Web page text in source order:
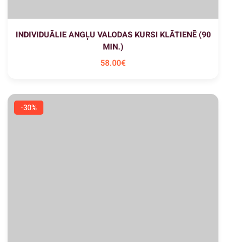
INDIVIDUĀLIE ANGĻU VALODAS KURSI KLĀTIENĒ (90
MIN.)
58.00€
-30%